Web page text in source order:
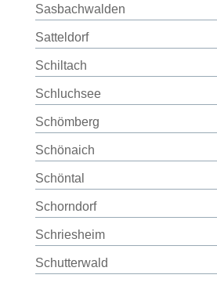
Sasbachwalden
Satteldorf
Schiltach
Schluchsee
Schömberg
Schönaich
Schöntal
Schorndorf
Schriesheim
Schutterwald